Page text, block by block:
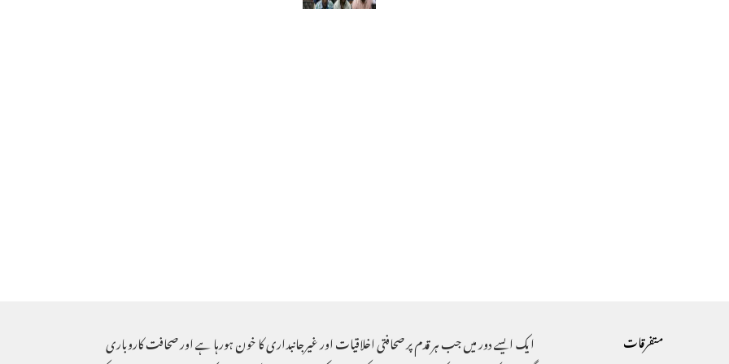
ایک ایسے دور میں جب ہر قدم پر صحافتی اخلاقیات اور غیرجانبداری کا خون ہورہا ہے اور صحافت کاروباری
متفرقات